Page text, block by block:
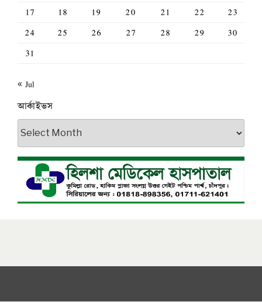
17
18 19 20 21 22
23
24
25 26 27 28 29
30
31
« Jul
আর্কাইভস
আর্কাইভস